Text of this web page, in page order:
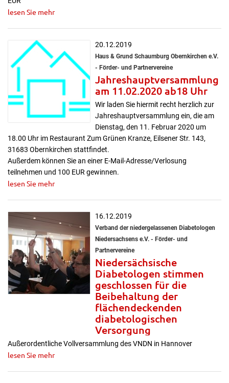
lesen Sie mehr
20.12.2019
Haus & Grund Schaumburg Obernkirchen e.V.
- Förder- und Partnervereine
Jahreshauptversammlung
am 11.02.2020 ab18 Uhr
Wir laden Sie hiermit recht herzlich zur
Jahreshauptversammlung ein, die am
Dienstag, den 11. Februar 2020 um
18.00 Uhr im Restaurant Zum Grünen Kranze, Eilsener Str. 143,
31683 Obernkirchen stattfindet.
Außerdem können Sie an einer E-Mail-Adresse/Verlosung
teilnehmen und 100 EUR gewinnen.
lesen Sie mehr
16.12.2019
Verband der niedergelassenen Diabetologen
Niedersachsens e.V. - Förder- und
Partnervereine
Niedersächsische
Diabetologen stimmen
geschlossen für die
Beibehaltung der
flächendeckenden
diabetologischen
Versorgung
Außerordentliche Vollversammlung des VNDN in Hannover
lesen Sie mehr